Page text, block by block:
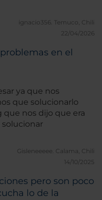
ignacio356. Temuco, Chili
22/04/2026
en el
ya que nos
que solucionarlo
nos dijo que era
Gisleneeeee. Calama, Chili
14/10/2025
pero son poco
lo de la